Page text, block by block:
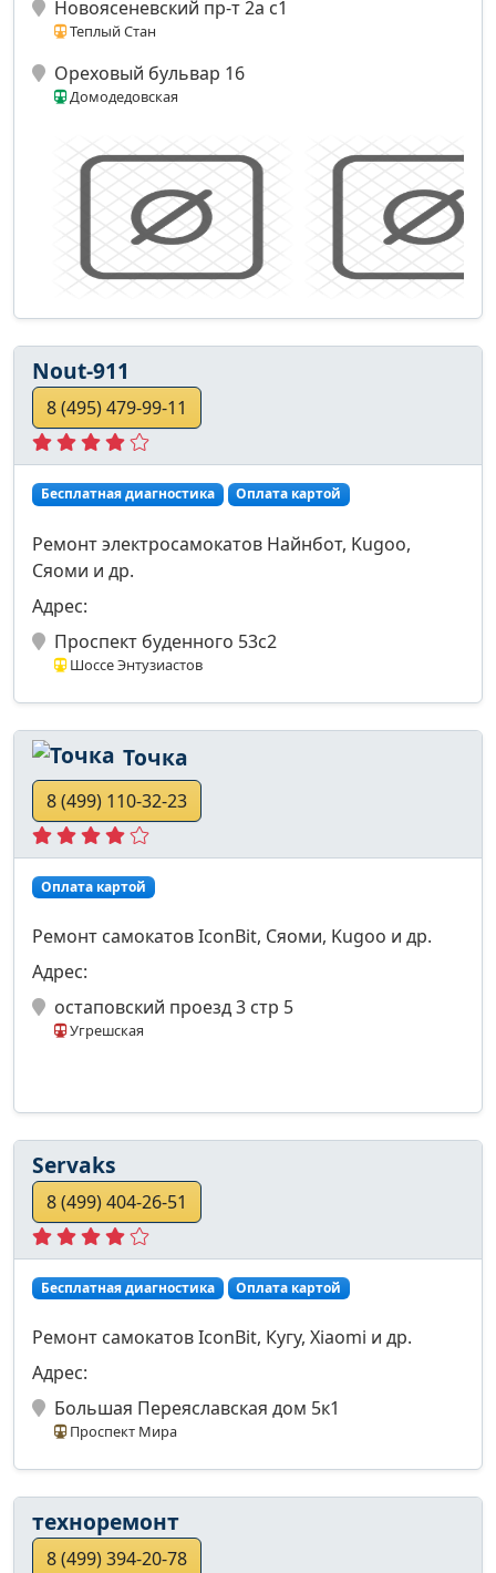
Новоясеневский пр-т 2а с1
Теплый Стан
Ореховый бульвар 16
Домодедовская
Nout-911
8 (495) 479-99-11
Бесплатная диагностика Оплата картой
Ремонт электросамокатов Найнбот, Kugoo,
Сяоми и др.
Адрес:
Проспект буденного 53с2
Шоссе Энтузиастов
Точка
8 (499) 110-32-23
Оплата картой
Ремонт самокатов IconBit, Сяоми, Kugoo и др.
Адрес:
остаповский проезд 3 стр 5
Угрешская
Servaks
8 (499) 404-26-51
Бесплатная диагностика Оплата картой
Ремонт самокатов IconBit, Кугу, Xiaomi и др.
Адрес:
Большая Переяславская дом 5к1
Проспект Мира
техноремонт
8 (499) 394-20-78